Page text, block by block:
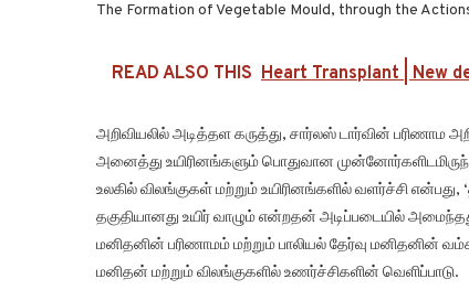
The Formation of Vegetable Mould, through the
READ ALSO THIS Heart Transplant | New
அறிவியலில் அடித்தள கருத்து, சார்லஸ் டார்வின் பரிணாம
அனைத்து உயிரினங்களும் பொதுவான
உலகில் விலங்குகள் மற்றும் உயிரினங்களில் வளர்ச்சி
தகுதியானது உயிர் வாழும் என்றதன் அடிப்படையில்
மனிதனின் பரிணாமம் மற்றும் பாலியல் தேர்வு மனிதனின்
மனிதன் மற்றும் விலங்குகளில் உணர்ச்சிகளின் வெளிப்பாடு.